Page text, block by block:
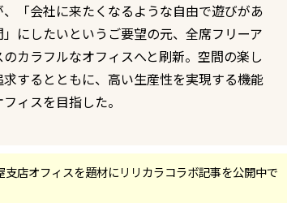
、「会社に来たくなるような自由で遊びがあ
」にしたいというご要望の元、全席フリーア
のカラフルなオフィスへと刷新。空間の楽し
求するとともに、高い生産性を実現する機能
ィスを目指した。
支店オフィスを題材にリリカラコラボ記事を公開中で